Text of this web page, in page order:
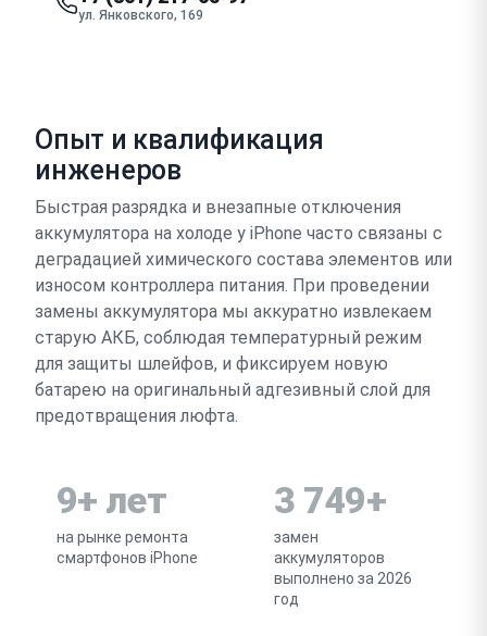
ул. Янковского, 169
Опыт и квалификация
инженеров
Быстрая разрядка и внезапные отключения
аккумулятора на холоде у iPhone часто связаны с
деградацией химического состава элементов или
износом контроллера питания. При проведении
замены аккумулятора мы аккуратно извлекаем
старую АКБ, соблюдая температурный режим
для защиты шлейфов, и фиксируем новую
батарею на оригинальный адгезивный слой для
предотвращения люфта.
9+ лет
на рынке ремонта
смартфонов iPhone
3 749+
замен
аккумуляторов
выполнено за 2026
год